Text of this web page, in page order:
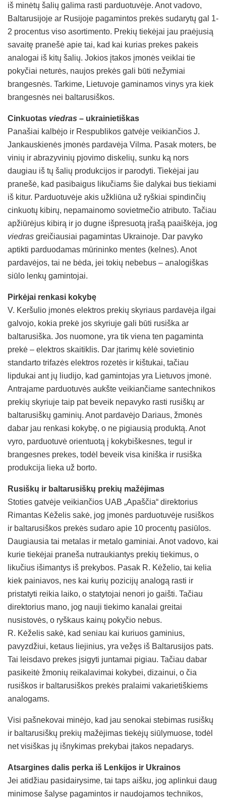
iš minėtų šalių galima rasti parduotuvėje. Anot vadovo,
Baltarusijoje ar Rusijoje pagamintos prekės sudarytų gal 1-
2 procentus viso asortimento. Prekių tiekėjai jau praėjusią
savaitę pranešė apie tai, kad kai kurias prekes pakeis
analogai iš kitų šalių. Jokios įtakos įmonės veiklai tie
pokyčiai neturės, naujos prekės gali būti nežymiai
brangesnės. Tarkime, Lietuvoje gaminamos vinys yra kiek
brangesnės nei baltarusiškos.
Cinkuotas viedras – ukrainietiškas
Panašiai kalbėjo ir Respublikos gatvėje veikiančios J.
Jankauskienės įmonės pardavėja Vilma. Pasak moters, be
vinių ir abrazyvinių pjovimo diskelių, sunku ką nors
daugiau iš tų šalių produkcijos ir parodyti. Tiekėjai jau
pranešė, kad pasibaigus likučiams šie dalykai bus tiekiami
iš kitur. Parduotuvėje akis užkliūna už ryškiai spindinčių
cinkuotų kibirų, nepamainomo sovietmečio atributo. Tačiau
apžiūrėjus kibirą ir jo dugne išpresuotą įrašą paaiškėja, jog
viedras greičiausiai pagamintas Ukrainoje. Dar pavyko
aptikti parduodamas mūrininko mentes (kelnes). Anot
pardavėjos, tai ne bėda, jei tokių nebebus – analogiškas
siūlo lenkų gamintojai.
Pirkėjai renkasi kokybę
V. Keršulio įmonės elektros prekių skyriaus pardavėja ilgai
galvojo, kokia prekė jos skyriuje gali būti rusiška ar
baltarusiška. Jos nuomone, yra tik viena ten pagaminta
prekė – elektros skaitiklis. Dar įtarimų kėlė sovietinio
standarto trifazės elektros rozetės ir kištukai, tačiau
lipdukai ant jų liudijo, kad gamintojas yra Lietuvos įmonė.
Antrajame parduotuvės aukšte veikiančiame santechnikos
prekių skyriuje taip pat beveik nepavyko rasti rusiškų ar
baltarusiškų gaminių. Anot pardavėjo Dariaus, žmonės
dabar jau renkasi kokybę, o ne pigiausią produktą. Anot
vyro, parduotuvė orientuotą į kokybiškesnes, tegul ir
brangesnes prekes, todėl beveik visa kiniška ir rusiška
produkcija lieka už borto.
Rusiškų ir baltarusiškų prekių mažėjimas
Stoties gatvėje veikiančios UAB „Apaščia“ direktorius
Rimantas Kėželis sakė, jog įmonės parduotuvėje rusiškos
ir baltarusiškos prekės sudaro apie 10 procentų pasiūlos.
Daugiausia tai metalas ir metalo gaminiai. Anot vadovo, kai
kurie tiekėjai praneša nutraukiantys prekių tiekimus, o
likučius išimantys iš prekybos. Pasak R. Kėželio, tai kelia
kiek painiavos, nes kai kurių pozicijų analogą rasti ir
pristatyti reikia laiko, o statytojai nenori jo gaišti. Tačiau
direktorius mano, jog nauji tiekimo kanalai greitai
nusistovės, o ryškaus kainų pokyčio nebus.
R. Kėželis sakė, kad seniau kai kuriuos gaminius,
pavyzdžiui, ketaus liejinius, yra vežęs iš Baltarusijos pats.
Tai leisdavo prekes įsigyti juntamai pigiau. Tačiau dabar
pasikeitė žmonių reikalavimai kokybei, dizainui, o čia
rusiškos ir baltarusiškos prekės pralaimi vakarietiškiems
analogams.
Visi pašnekovai minėjo, kad jau senokai stebimas rusiškų
ir baltarusiškų prekių mažėjimas tiekėjų siūlymuose, todėl
net visiškas jų išnykimas prekybai įtakos nepadarys.
Atsargines dalis perka iš Lenkijos ir Ukrainos
Jei atidžiau pasidairysime, tai taps aišku, jog aplinkui daug
minimose šalyse pagamintos ir naudojamos technikos,